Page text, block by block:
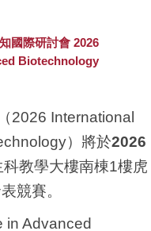
國際研討會 2026
Biotechnology
2026 International
）將於2026
科教學大樓南棟1樓虎
競賽。
in Advanced